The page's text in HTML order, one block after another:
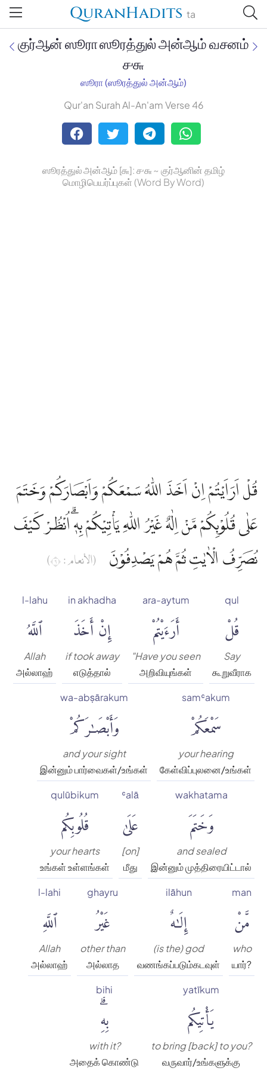
QuranHadits ta
Jan Trust Foundation
Mufti Omar Sheriff Qasimi,
குர்ஆன் ஸூரா ஸூரத்துல் அன்ஆம் வசனம்
௪௬
ஸூரா (ஸூரத்துல் அன்ஆம்)
Qur'an Surah Al-An'am Verse 46
ஸூரத்துல் அன்ஆம் [௬]: ௪௬ ~ குர்ஆனின் தமிழ்
மொழிபெயர்ப்புகள் (Word By Word)
قُلْ اَرَاَيْتُمْ اِنْ اَخَذَ اللّٰهُ سَمْعَكُمْ وَاَبْصَارَكُمْ وَخَتَمَ
عَلٰى قُلُوْبِكُمْ مَّنْ اِلٰهٌ غَيْرُ اللّٰهِ يَأْتِيْكُمْ بِهٖۗ اُنْظُرْ كَيْفَ
نُصَرِّفُ الْاٰيٰتِ ثُمَّ هُمْ يَصْدِفُوْنَ
(الأنعام : ٦)
qul
قُلْ
Say
கூறுவீராக
ara-aytum
أَرَءَيْتُمْ
"Have you seen
அறிவியுங்கள்
in akhadha
إِنْ أَخَذَ
if took away
எடுத்தால்
l-lahu
ٱللَّهُ
Allah
அல்லாஹ்
samʿakum
سَمْعَكُمْ
your hearing
கேள்விப்புலனை/உங்கள்
wa-abṣārakum
وَأَبْصَٰرَكُمْ
and your sight
இன்னும் பார்வைகள்/உங்கள்
wakhatama
وَخَتَمَ
and sealed
இன்னும் முத்திரையிட்டால்
ʿalā
عَلَىٰ
[on]
மீது
qulūbikum
قُلُوبِكُم
your hearts
உங்கள் உள்ளங்கள்
man
مَّنْ
who
யார்?
ilāhun
إِلَٰهٌ
(is the) god
வணங்கப்படும்கடவுள்
ghayru
غَيْرُ
other than
அல்லாத
l-lahi
ٱللَّهِ
Allah
அல்லாஹ்
yatīkum
يَأْتِيكُم
to bring [back] to you?
வருவார்/உங்களுக்கு
bihi
بِهِۗ
with it?
அதைக் கொண்டு